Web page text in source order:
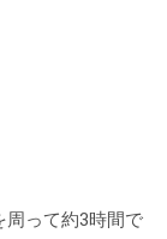
周って約3時間で